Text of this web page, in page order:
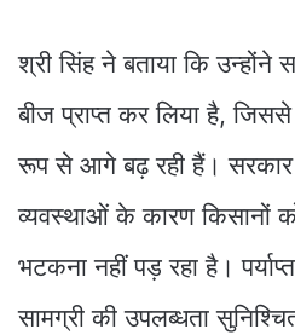
श्री सिंह ने बताया कि उन्होंने
बीज प्राप्त कर लिया है,
रूप से आगे बढ़ रही हैं। सरकार
व्यवस्थाओं के कारण किसानों
भटकना नहीं पड़ रहा है।
सामग्री की उपलब्धता